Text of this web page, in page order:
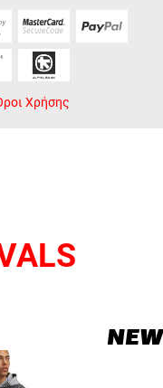
Χρήσης
NEW